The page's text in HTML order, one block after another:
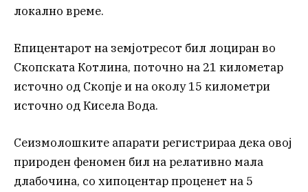
локално време.
Епицентарот на земјотресот бил лоциран во
Скопската Котлина, поточно на 21 километар
источно од Скопје и на околу 15 километри
источно од Кисела Вода.
Сеизмолошките апарати регистрираа дека овој
природен феномен бил на релативно мала
длабочина, со хипоцентар проценет на 5